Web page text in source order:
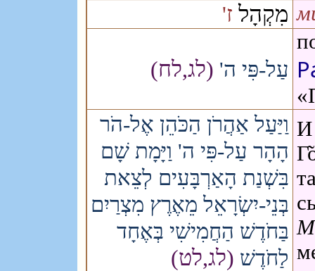
מִקְהָל ז'
עַל-פִּי ה' (לג,לח)
И וַיַּעַל אַהֲרֹן הַכֹּהֵן אֶל-הֹר
הָהָר עַל-פִּי ה' וַיָּמָת שָׁם
בִּשְׁנַת הָאַרְבָּעִים לְצֵאת
בְּנֵי-יִשְׂרָאֵל מֵאֶרֶץ מִצְרַיִם
בַּחֹדֶשׁ הַחֲמִישִׁי בְּאֶחָד
לַחֹדֶשׁ (לג,לט)